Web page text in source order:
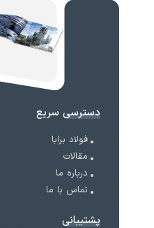
دسترسی سریع
فولاد برابا
مقالات
درباره ما
تماس با ما
پشتیبانی